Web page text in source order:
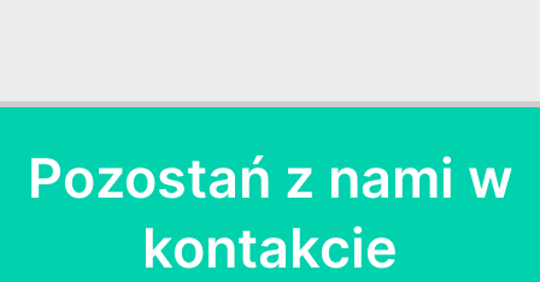
Pozostań z nami w
kontakcie